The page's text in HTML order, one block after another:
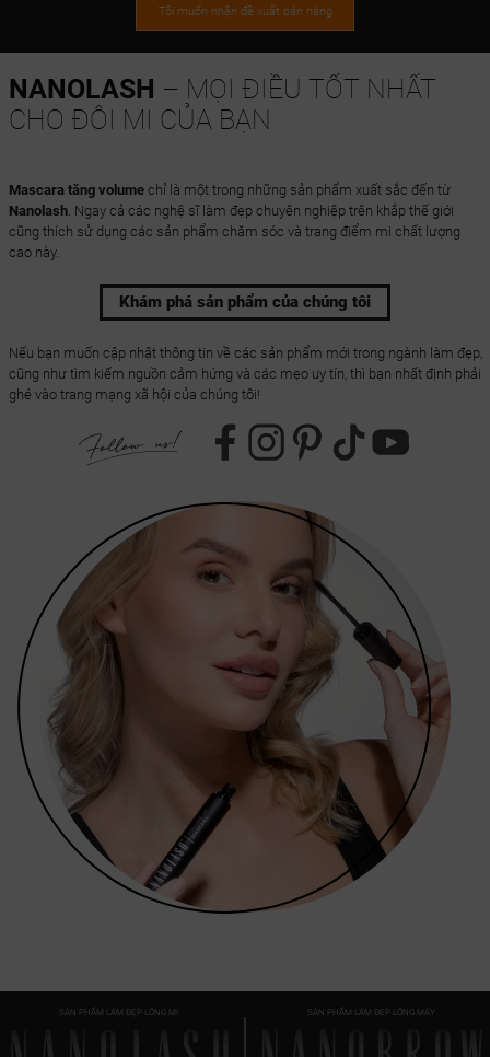
Tôi muốn nhận đề xuất bán hàng
NANOLASH – MỌI ĐIỀU TỐT NHẤT
CHO ĐÔI MI CỦA BẠN
Mascara tăng volumechỉ là một trong những sản phẩm xuất sắc đến từ
Nanolash. Ngay cả các nghệ sĩ làm đẹp chuyên nghiệp trên khắp thế giới
cũng thích sử dụng các sản phẩm chăm sóc và trang điểm mi chất lượng
cao này.
Khám phá sản phẩm của chúng tôi
Nếu bạn muốn cập nhật thông tin về các sản phẩm mới trong ngành làm đẹp,
cũng như tìm kiếm nguồn cảm hứng và các mẹo uy tín, thì bạn nhất định phải
ghé vào trang mạng xã hội của chúng tôi!
SẢN PHẨM LÀM ĐẸP LÔNG MI SẢN PHẨM LÀM ĐẸP LÔNG MÀY